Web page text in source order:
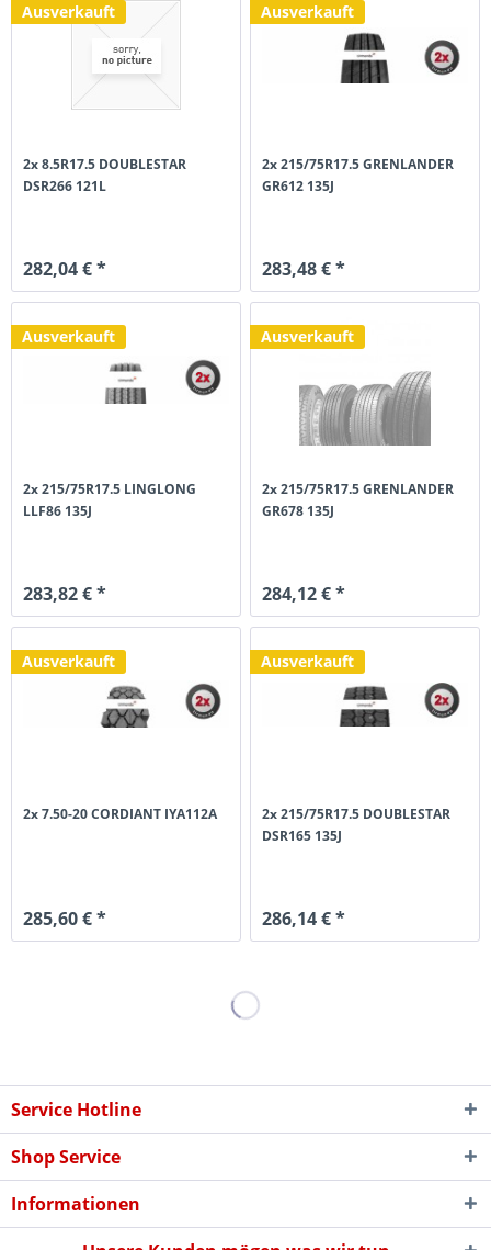
Ausverkauft
2x 8.5R17.5 DOUBLESTAR
DSR266 121L
282,04 € *
Ausverkauft
2x 215/75R17.5 GRENLANDER
GR612 135J
283,48 € *
Ausverkauft
2x 215/75R17.5 LINGLONG
LLF86 135J
283,82 € *
Ausverkauft
2x 215/75R17.5 GRENLANDER
GR678 135J
284,12 € *
Ausverkauft
2x 7.50-20 CORDIANT IYA112A
285,60 € *
Ausverkauft
2x 215/75R17.5 DOUBLESTAR
DSR165 135J
286,14 € *
Service Hotline
Shop Service
Informationen